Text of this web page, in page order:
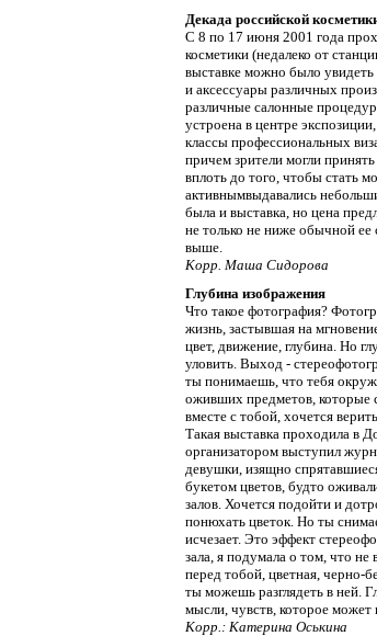
Декада российской
С 8 по 17 июня 2001 года
косметики (недалеко от
выставке можно было
и аксессуары различных
различные салонные
устроена в центре
классы профессиональных
причем зрители могли
вплоть до того, чтобы стать
активнымвыдавались
была и выставка, но цена
не только не ниже обычной
выше.
Корр. Маша Сидорова
Глубина изображения
Что такое фотография?
жизнь, застывшая на
цвет, движение, глубина. Но
уловить. Выход -
ты понимаешь, что тебя
оживших предметов, которые
вместе с тобой, хочется
Такая выставка проходила в
организатором выступил
девушки, изящно
букетом цветов, будто
залов. Хочется подойти и
понюхать цветок. Но ты
исчезает. Это эффект
зала, я подумала о том, что не
перед тобой, цветная, черно-
ты можешь разглядеть в ней.
мысли, чувств, которое
Корр.: Катерина Оськина